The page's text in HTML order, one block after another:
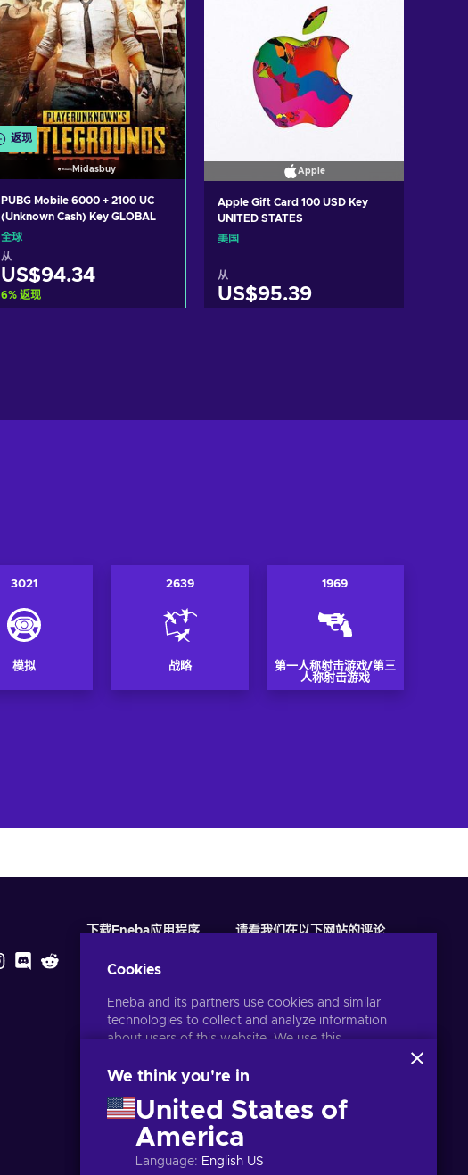
返现
Midasbuy
PUBG Mobile 6000 + 2100 UC
(Unknown Cash) Key GLOBAL
全球
从
US$94.34
6% 返现
Apple
Apple Gift Card 100 USD Key
UNITED STATES
美国
从
US$95.39
3021
模拟
2639
战略
1969
第一人称射击游戏/第三
人称射击游戏
下载Eneba应用程序 请看我们在以下网站的评论
Cookies
Eneba and its partners use cookies and similar
technologies to collect and analyze information
about users of this website. We use this
other services on the site. Your personal data may
By clicking 'Accept all', you consent to the use of
these technologies by Eneba and its partners. You
can adjust your consent by clicking 'Customize'.
For more information on how Google uses your
We think you're in
United States of
America
Language: English US